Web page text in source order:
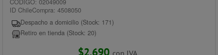
CÓDIGO: 02049009
ID ChileCompra: 4508050
Despacho a domicilio (Stock: 171)
Retiro en tienda (Stock: 20)
$2.690